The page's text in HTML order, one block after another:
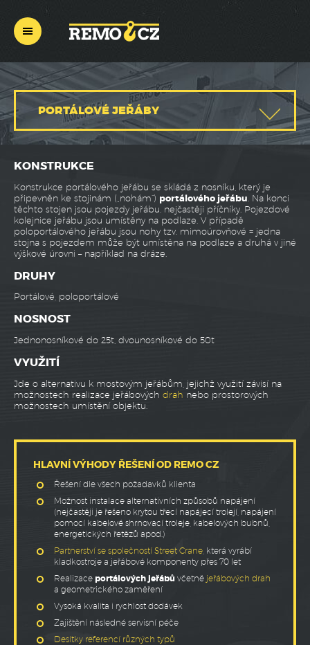
REMO
CZ
PORTÁLOVÉ JEŘÁBY
MOSTOVÉ JEŘÁBY
SLOUPOVÉ JEŘÁBY
SPECIÁLNÍ ZDVIHADLA
JEŘÁBOVÉ DRÁHY
REKONSTRUKCE STÁVAJÍCÍCH JEŘÁBŮ
KONSTRUKCE
Konstrukce portálového jeřábu se skládá z nosníku, který je
připevněn ke stojinám („nohám“) portálového jeřábu . Na konci
těchto stojen jsou pojezdy jeřábu, nejčastěji příčníky. Pojezdové
kolejnice jeřábu jsou umístěny na podlaze. V případě
poloportálového jeřábu jsou nohy tzv. mimoúrovňové = jedna
stojna s pojezdem může být umístěna na podlaze a druhá v jiné
výškové úrovni – například na dráze.
DRUHY
Portálové, poloportálové
NOSNOST
Jednonosníkové do 25t, dvounosníkové do 50t
VYUŽITÍ
Jde o alternativu k mostovým jeřábům, jejichž využití závisí na
možnostech realizace jeřábových drah nebo prostorových
možnostech umístění objektu.
HLAVNÍ VÝHODY ŘEŠENÍ OD REMO CZ
Řešení dle všech požadavků klienta
Možnost instalace alternativních způsobů napájení
(nejčastěji je řešeno krytou třecí napájecí trolejí, napájení
pomocí kabelové shrnovací troleje, kabelových bubnů,
energetických řetězů apod.)
Partnerství se společností Street Crane , která vyrábí
kladkostroje a jeřábové komponenty přes 70 let
Realizace portálových jeřábů včetně jeřábových drah
a geometrického zaměření
Vysoká kvalita i rychlost dodávek
Zajištění následné servisní péče
Desítky referencí různých typů